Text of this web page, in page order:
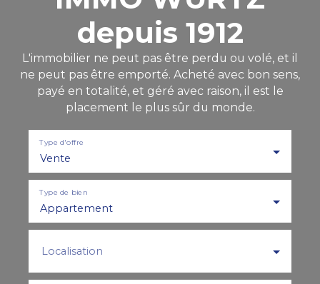
depuis 1912
L'immobilier ne peut pas être perdu ou volé, et il
ne peut pas être emporté. Acheté avec bon sens,
payé en totalité, et géré avec raison, il est le
placement le plus sûr du monde.
Vente
Type d'offre
Appartement
Type de bien
Localisation